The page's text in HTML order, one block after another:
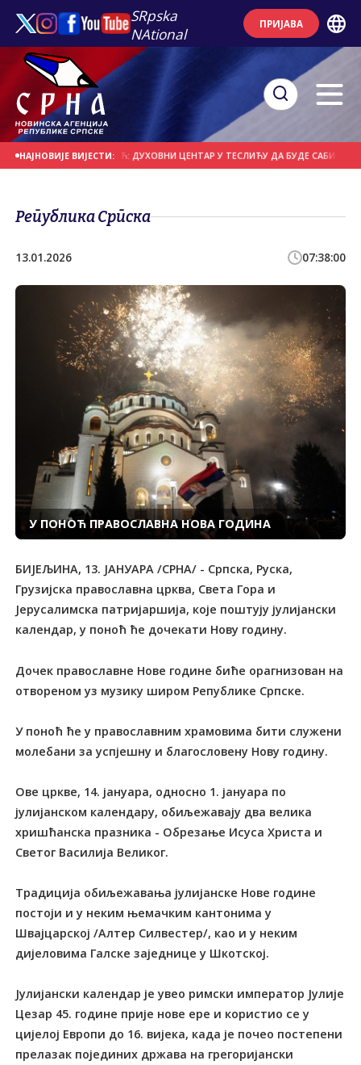
SRpska
NAtional
ПРИЈАВА
НАЈНОВИЈЕ ВИЈЕСТИ:
РОМИЋ: ДУХОВНИ ЦЕНТАР У ТЕСЛИЋУ ДА БУДЕ САБИРНО
Република Српска
13.01.2026 07:38:00
У ПОНОЋ ПРАВОСЛАВНА НОВА ГОДИНА
БИЈЕЉИНА, 13. ЈАНУАРА /СРНА/ - Српска, Руска,
Грузијска православна црква, Света Гора и
Јерусалимска патријаршија, које поштују јулијански
календар, у поноћ ће дочекати Нову годину.
Дочек православне Нове године биће орагнизован на
отвореном уз музику широм Републике Српске.
У поноћ ће у православним храмовима бити служени
молебани за успјешну и благословену Нову годину.
Ове цркве, 14. јануара, односно 1. јануара по
јулијанском календару, обиљежавају два велика
хришћанска празника - Обрезање Исуса Христа и
Светог Василија Великог.
Традиција обиљежавања јулијанске Нове године
постоји и у неким њемачким кантонима у
Швајцарској /Алтер Силвестер/, као и у неким
дијеловима Галске заједнице у Шкотској.
Јулијански календар је увео римски император Јулије
Цезар 45. године прије нове ере и користио се у
цијелој Европи до 16. вијека, када је почео постепени
прелазак појединих држава на грегоријански